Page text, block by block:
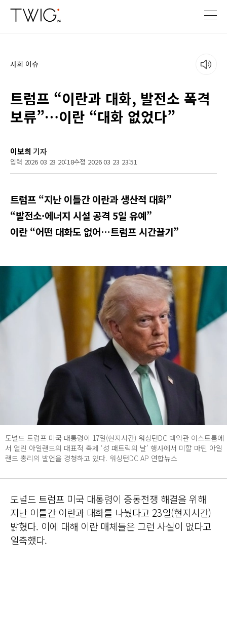
사회 이슈
트럼프 “이란과 대화, 발전소 폭격
보류”…이란 “대화 없었다”
이보희 기자
입력 2026 03 23 20:18수정 2026 03 23 23:51
트럼프 “지난 이틀간 이란과 생산적 대화”
“발전소·에너지 시설 공격 5일 유예”
이란 “어떤 대화도 없어…트럼프 시간끌기”
도널드 트럼프 미국 대통령이 17일(현지시간) 워싱턴DC 백악관 이스트룸에
서 열린 아일랜드의 대표적 축제 ‘성 패트릭의 날’ 행사에서 미할 마틴 아일
랜드 총리의 발언을 경청하고 있다. 워싱턴DC AP 연합뉴스
도널드 트럼프 미국 대통령이 중동전쟁 해결을 위해
지난 이틀간 이란과 대화를 나눴다고 23일(현지시간)
밝혔다. 이에 대해 이란 매체들은 그런 사실이 없다고
일축했다.